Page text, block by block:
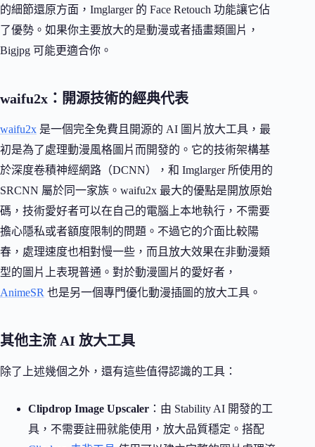
的細節還原方面，Imglarger 的 Face Retouch 功能讓它佔
了優勢。如果你主要放大的是動漫或者插畫類圖片，
Bigjpg 可能更適合你。
waifu2x：開源技術的經典代表
waifu2x 是一個完全免費且開源的 AI 圖片放大工具，最
初是為了處理動漫風格圖片而開發的。它的技術架構基
於深度卷積神經網路（DCNN），和 Imglarger 所使用的
SRCNN 屬於同一家族。waifu2x 最大的優點是開放原始
碼，技術愛好者可以在自己的電腦上本地執行，不需要
擔心隱私或者額度限制的問題。不過它的介面比較陽
春，處理速度也相對慢一些，而且放大效果在非動漫類
型的圖片上表現普通。對於動漫圖片的愛好者，
AnimeSR 也是另一個專門優化動漫插圖的放大工具。
其他主流 AI 放大工具
除了上述幾個之外，還有這些值得認識的工具：
Clipdrop Image Upscaler ：由 Stability AI 開發的工
具，不需要註冊就能使用，放大品質穩定。搭配